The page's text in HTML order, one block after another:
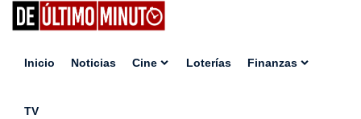
Inicio Noticias Cine Loterías Finanzas
TV